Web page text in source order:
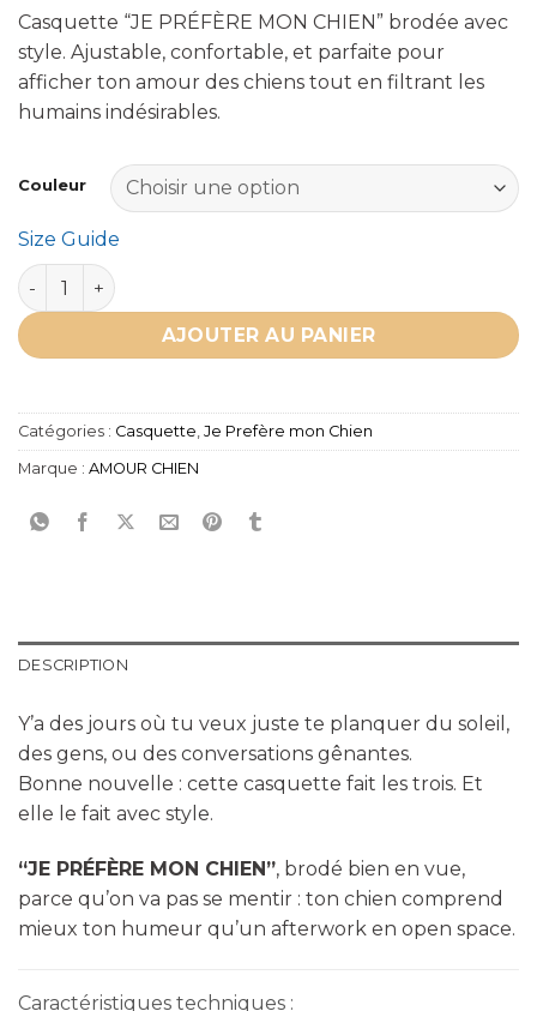
Casquette “JE PRÉFÈRE MON CHIEN” brodée avec
style. Ajustable, confortable, et parfaite pour
afficher ton amour des chiens tout en filtrant les
humains indésirables.
Couleur
Size Guide
quantité de Casquette “JE PRÉFÈRE MON CHIEN”
AJOUTER AU PANIER
Catégories : Casquette, Je Prefère mon Chien
Marque : AMOUR CHIEN
DESCRIPTION
Y’a des jours où tu veux juste te planquer du soleil,
des gens, ou des conversations gênantes.
Bonne nouvelle : cette casquette fait les trois. Et
elle le fait avec style.
“JE PRÉFÈRE MON CHIEN”, brodé bien en vue,
parce qu’on va pas se mentir : ton chien comprend
mieux ton humeur qu’un afterwork en open space.
Caractéristiques techniques :